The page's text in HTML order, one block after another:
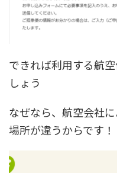
できれば利用する航
しょう
なぜなら、航空会社
場所が違うからです！